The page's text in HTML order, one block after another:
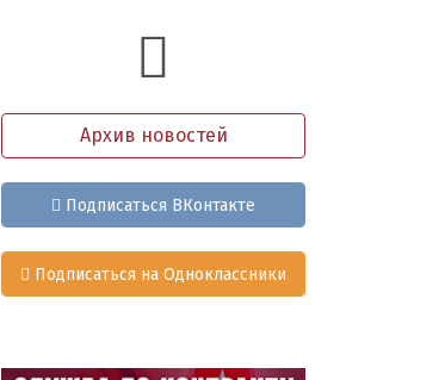
Архив новостей
Подписаться ВКонтакте
Подписаться на Одноклассники